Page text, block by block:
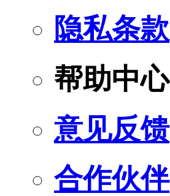
隐私条款
帮助中心
意见反馈
合作伙伴